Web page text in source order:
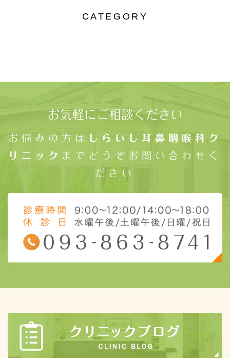
CATEGORY
お気軽にご相談ください
お悩みの方は しらいし耳鼻咽喉科ク
リニック までどうぞお問い合わせく
ださい